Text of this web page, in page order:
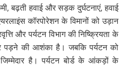
बढ़ती हवाई और सड़क दुर्घटनाएं, हवाई
कॉरपोरेशन के विमानों को उड़ान
और पर्यटन विभाग की निष्क्रियता के
पड़ने की आशंका है। जबकि पर्यटन को
है। पर्यटन बोर्ड के आंकड़ों के